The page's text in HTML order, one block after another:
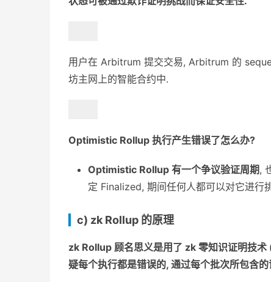
用户在 Arbitrum 提交交易, Arbitrum 的
坊主网上的智能合约中.
Optimistic Rollup 执行产生错误了怎么办?
Optimistic Rollup 有一个争议验证周期,
定 Finalized, 期间任何人都可以对它进行
c) zk Rollup 的原理
zk Rollup 顾名思义是用了 zk 零知识证明技
疑每个执行都是错误的, 通过每个批次所包含